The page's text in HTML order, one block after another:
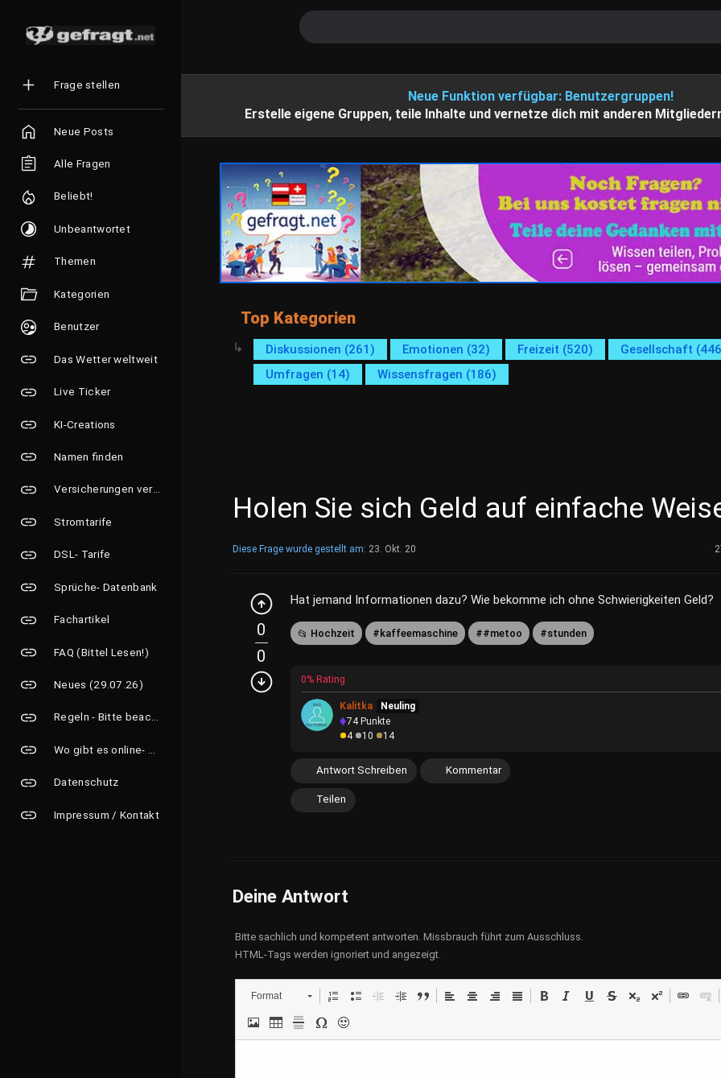
Neue Funktion verfügbar: Benutzergruppen!
Erstelle eigene Gruppen, teile Inhalte und vernetze dich mit anderen
Frage stellen
Neue Posts
Alle Fragen
Beliebt!
Unbeantwortet
Themen
Kategorien
Benutzer
Das Wetter weltweit
Live Ticker
KI-Creations
Namen finden
Versicherungen vergleichen
Stromtarife
DSL- Tarife
Sprüche- Datenbank
Fachartikel
FAQ (Bittel Lesen!)
Neues (29.07.26)
Regeln - Bitte beachten!
Wo gibt es online- Grusskarten?
Datenschutz
Impressum / Kontakt
Top Kategorien
Diskussionen (261) Emotionen (32) Freizeit (520) Gesellschaft
Umfragen (14)
Wissensfragen (186)
Holen Sie sich Geld auf einfache
Diese Frage wurde gestellt am: 23. Okt. 20
0
0
Hat jemand Informationen dazu? Wie bekomme ich ohne Schwierigkeiten Geld?
Hochzeit kaffeemaschine #metoo stunden
0% Rating
Kalitka
Neuling
74Punkte
4
10 14
Antwort Schreiben Kommentar
Teilen
Deine Antwort
Bitte sachlich und kompetent antworten. Missbrauch führt zum Ausschluss.
HTML-Tags werden ignoriert und angezeigt.
Format